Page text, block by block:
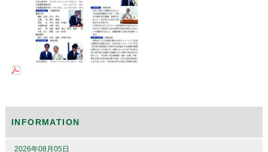
INFORMATION
2026年08月05日